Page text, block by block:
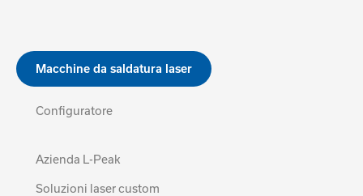
Macchine da saldatura laser
Configuratore
Azienda L-Peak
Soluzioni laser custom